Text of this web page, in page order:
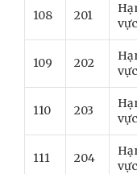
108 201
109 202
110 203
111 204